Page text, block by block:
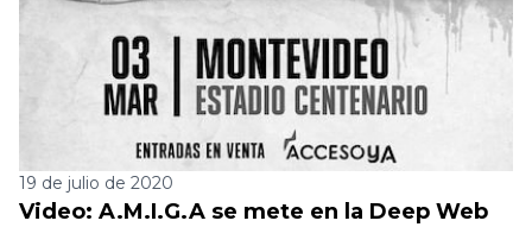
19 de julio de 2020
Video: A.M.I.G.A se mete en la Deep Web